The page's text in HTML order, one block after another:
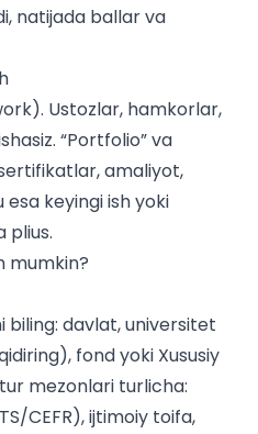
natijada ballar va
Ustozlar, hamkorlar,
“Portfolio” va
amaliyot,
keyingi ish yoki
plius.
mumkin?
davlat, universitet
fond yoki Xususiy
mezonlari turlicha:
CEFR), ijtimoiy toifa,